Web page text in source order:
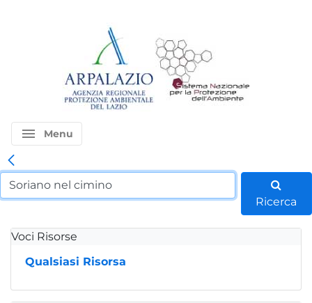
menu Menu
Ricerca
Voci Risorse
Qualsiasi Risorsa